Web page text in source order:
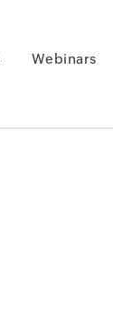
Webinars